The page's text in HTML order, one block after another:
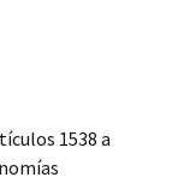
1538 a